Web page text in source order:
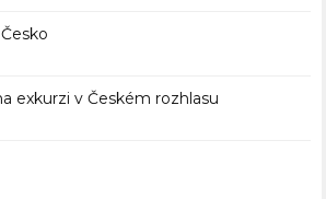
exkurzi v Českém rozhlasu